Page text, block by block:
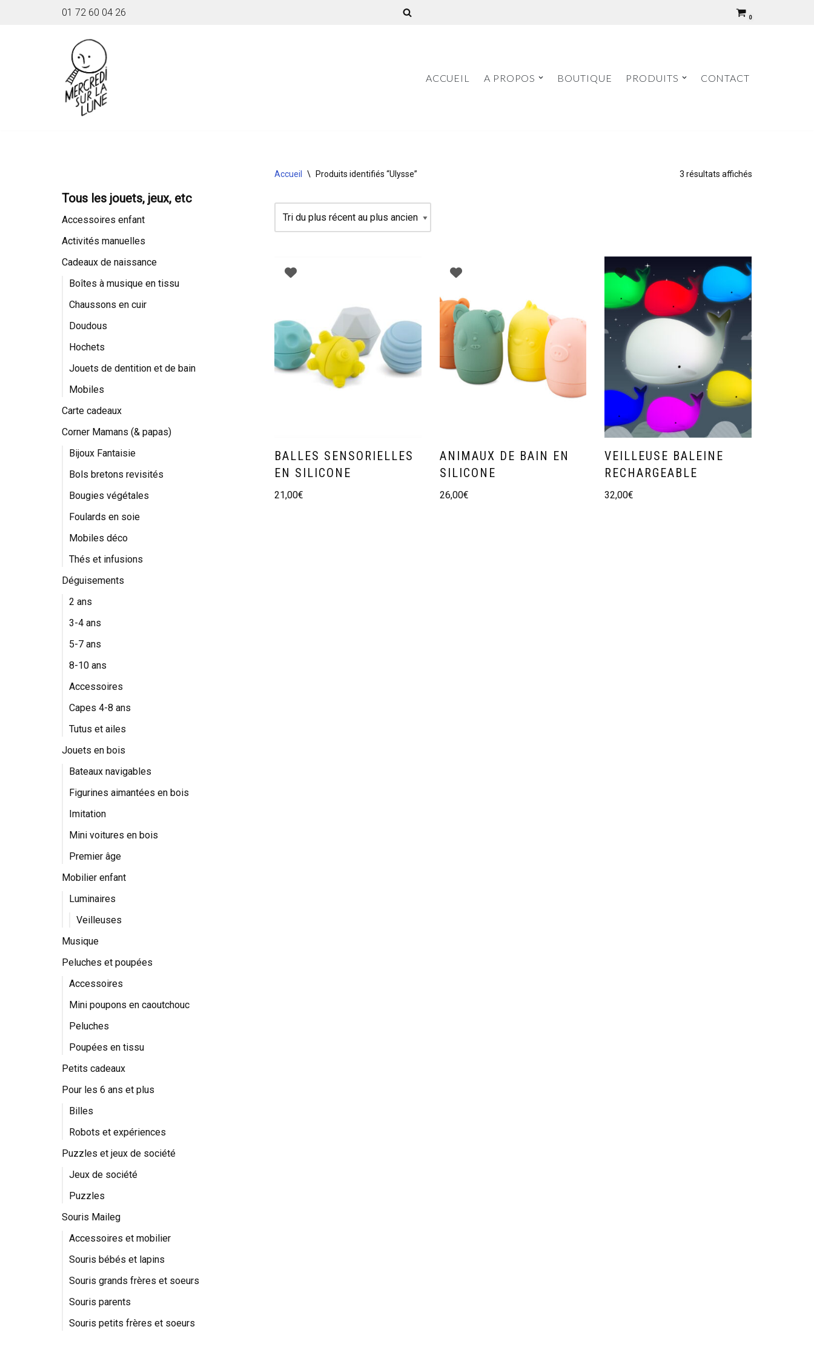
01 72 60 04 26 0
ACCUEIL A PROPOS BOUTIQUE PRODUITS CONTACT
Tous les jouets, jeux, etc
Accessoires enfant
Activités manuelles
Cadeaux de naissance
Boîtes à musique en tissu
Chaussons en cuir
Doudous
Hochets
Jouets de dentition et de bain
Mobiles
Carte cadeaux
Corner Mamans (& papas)
Bijoux Fantaisie
Bols bretons revisités
Bougies végétales
Foulards en soie
Mobiles déco
Thés et infusions
Déguisements
2 ans
3-4 ans
5-7 ans
8-10 ans
Accessoires
Capes 4-8 ans
Tutus et ailes
Jouets en bois
Bateaux navigables
Figurines aimantées en bois
Imitation
Mini voitures en bois
Premier âge
Mobilier enfant
Luminaires
Veilleuses
Musique
Peluches et poupées
Accessoires
Mini poupons en caoutchouc
Peluches
Poupées en tissu
Petits cadeaux
Pour les 6 ans et plus
Billes
Robots et expériences
Puzzles et jeux de société
Jeux de société
Puzzles
Souris Maileg
Accessoires et mobilier
Souris bébés et lapins
Souris grands frères et soeurs
Souris parents
Souris petits frères et soeurs
Accueil \ Produits identifiés “Ulysse” 3 résultats affichés
BALLES SENSORIELLES
EN SILICONE
21,00€
ANIMAUX DE BAIN EN
SILICONE
26,00€
VEILLEUSE BALEINE
RECHARGEABLE
32,00€